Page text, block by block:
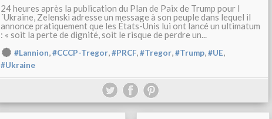
24 heures après la publication du Plan de Paix de Trump pour l
´Ukraine, Zelenski adresse un message à son peuple dans lequel il
annonce pratiquement que les États-Unis lui ont lancé un ultimatum
: « soit la perte de dignité, soit le risque de perdre un...
#Lannion,#CCCP-Tregor,#PRCF,#Tregor,#Trump,#UE,
#Ukraine